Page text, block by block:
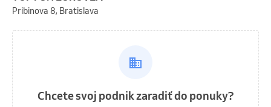
Pribinova 8, Bratislava
Chcete svoj podnik zaradiť do ponuky?